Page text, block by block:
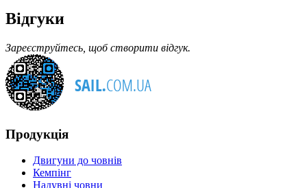
Відгуки
Зареєструйтесь, щоб створити відгук.
Продукція
Двигуни до човнів
Кемпінг
Надувні човни